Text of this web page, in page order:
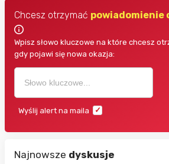
Chcesz otrzymać powiadomienie
Wpisz słowo kluczowe na które chcesz
gdy pojawi się nowa okazja:
Wyślij alert na maila
Najnowsze dyskusje